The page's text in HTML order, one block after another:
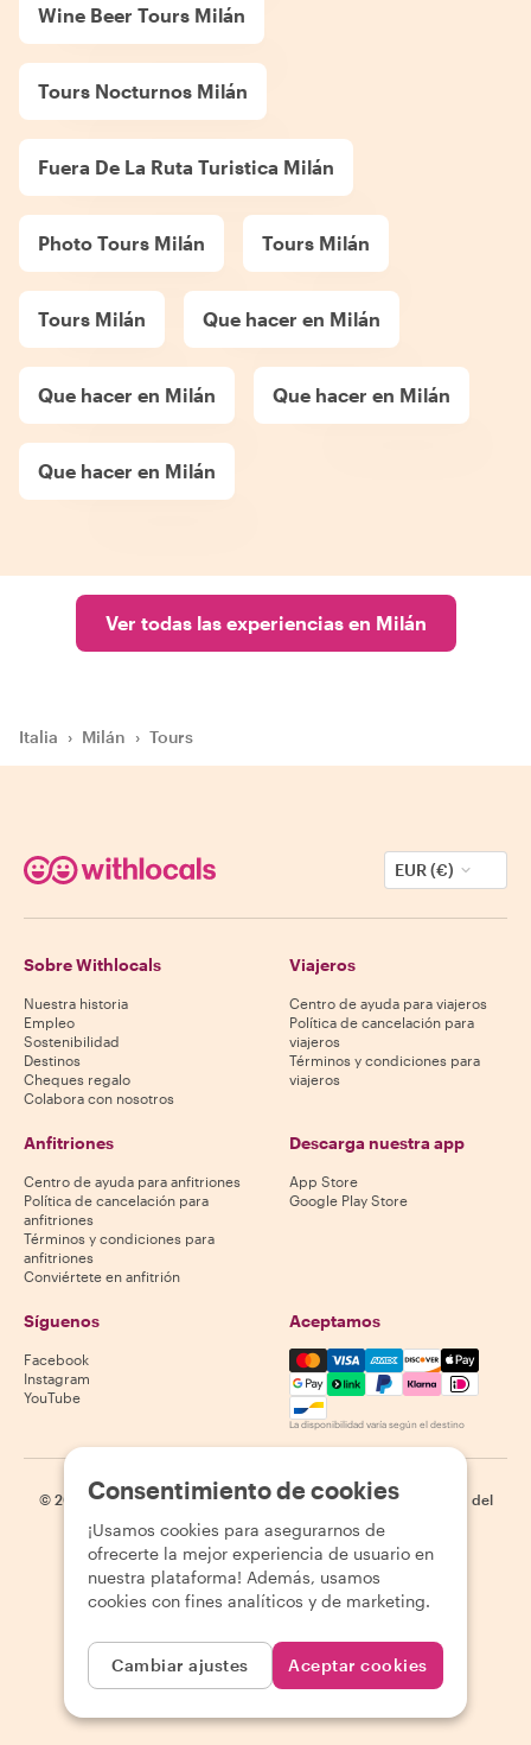
Wine Beer Tours Milán
Tours Nocturnos Milán
Fuera De La Ruta Turistica Milán
Photo Tours Milán Tours Milán
Tours Milán Que hacer en Milán
Que hacer en Milán Que hacer en Milán
Que hacer en Milán
Ver todas las experiencias en Milán
Italia › Milán › Tours
EUR (€)
Sobre Withlocals
Nuestra historia
Empleo
Sostenibilidad
Destinos
Cheques regalo
Colabora con nosotros
Viajeros
Centro de ayuda para viajeros
Política de cancelación para
viajeros
Términos y condiciones para
viajeros
Anfitriones
Centro de ayuda para anfitriones
Política de cancelación para
anfitriones
Términos y condiciones para
anfitriones
Conviértete en anfitrión
Descarga nuestra app
App Store
Google Play Store
Síguenos
Facebook
Instagram
YouTube
Aceptamos
Mastercard, Visa, Amex,
La disponibilidad varía según el destino
© 2026 Withlocals.com | Política de privacidad | Cookies
Mapa del
Consentimiento de cookies
¡Usamos cookies para asegurarnos de
ofrecerte la mejor experiencia de usuario en
nuestra plataforma! Además, usamos
cookies con fines analíticos y de marketing.
Cambiar ajustes Aceptar cookies